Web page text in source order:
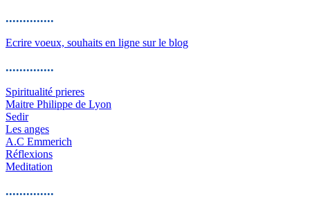
..............
Ecrire voeux, souhaits en ligne sur le blog
..............
Spiritualité prieres
Maitre Philippe de Lyon
Sedir
Les anges
A.C Emmerich
Réflexions
Meditation
..............